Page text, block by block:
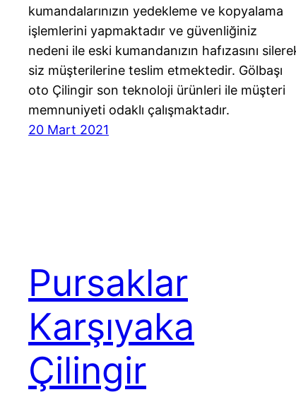
kumandalarınızın yedekleme ve kopyalama
işlemlerini yapmaktadır ve güvenliğiniz
nedeni ile eski kumandanızın hafızasını
siz müşterilerine teslim etmektedir. Gölbaşı
oto Çilingir son teknoloji ürünleri ile müşteri
memnuniyeti odaklı çalışmaktadır.
20 Mart 2021
Pursaklar
Karşıyaka
Çilingir